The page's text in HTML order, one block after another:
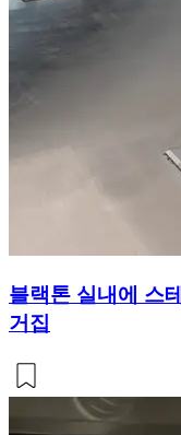
블랙톤 실내에 스
거집